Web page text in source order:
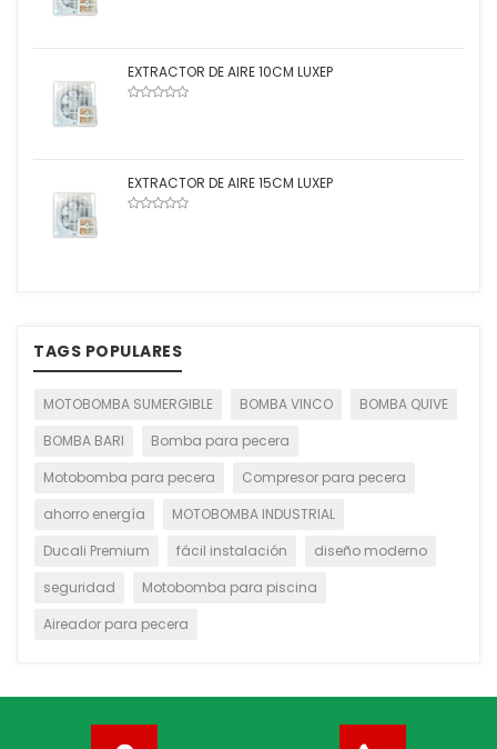
EXTRACTOR DE AIRE 10CM LUXEP
EXTRACTOR DE AIRE 15CM LUXEP
TAGS POPULARES
MOTOBOMBA SUMERGIBLE BOMBA VINCO
BOMBA QUIVE
BOMBA BARI
Bomba para pecera
Motobomba para pecera
Compresor para pecera
ahorro energía
MOTOBOMBA INDUSTRIAL
Ducali Premium
fácil instalación
diseño moderno
seguridad
Motobomba para piscina
Aireador para pecera